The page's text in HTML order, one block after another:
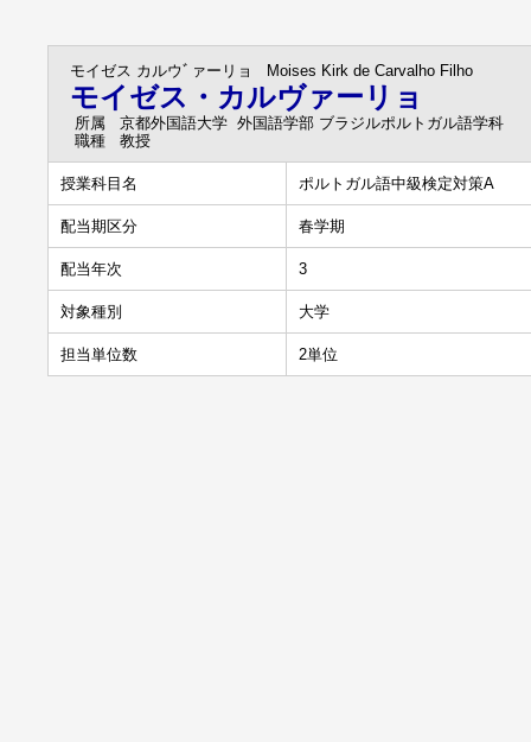
モイゼス カルウﾞァーリョ Moises Kirk de Carvalho Filho
モイゼス・カルヴァーリョ
所属
京都外国語大学 外国語学部 ブラジルポルトガル語学科
職種
教授
授業科目名 ポルトガル語中級検定対策A
配当期区分 春学期
配当年次 3
対象種別 大学
担当単位数 2単位